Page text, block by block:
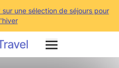
une sélection de séjours pour